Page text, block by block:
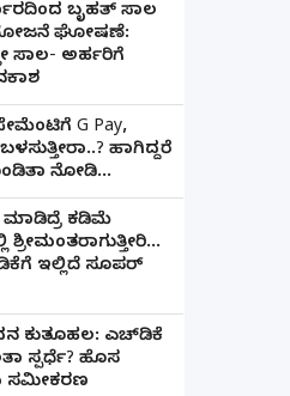
ಬೃಹತ್ ಸಾಲ
ಘೋಷಣೆ:
ಸಾಲ- ಅರ್ಹರಿಗೆ
G Pay,
ಹಾಗಿದ್ದರೆ
ನೋಡಿ...
ಕಡಿಮೆ
ಇಲ್ಲಿದೆ ಸೂಪರ್
ಕುತೂಹಲ: ಎಚ್‌ಡಿಕೆ
ಸ್ಪರ್ಧೆ? ಹೊಸ
ಸಮೀಕರಣ